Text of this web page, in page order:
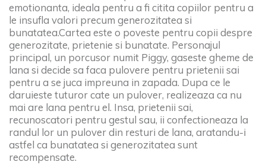
emotionanta, ideala pentru a fi citita copiilor pentru a
le insufla valori precum generozitatea si
bunatatea.Cartea este o poveste pentru copii despre
generozitate, prietenie si bunatate. Personajul
principal, un porcusor numit Piggy, gaseste gheme de
lana si decide sa faca pulovere pentru prietenii sai
pentru a se juca impreuna in zapada. Dupa ce le
daruieste tuturor cate un pulover, realizeaza ca nu
mai are lana pentru el. Insa, prietenii sai,
recunoscatori pentru gestul sau, ii confectioneaza la
randul lor un pulover din resturi de lana, aratandu-i
astfel ca bunatatea si generozitatea sunt
recompensate.